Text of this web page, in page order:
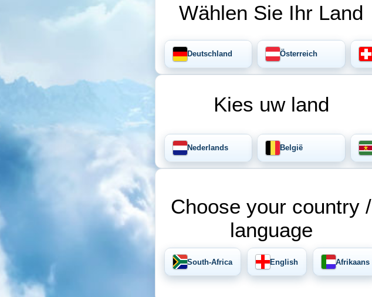
Wählen Sie Ihr Land
Deutschland Österreich
Kies uw land
Nederlands België
Choose your country /
language
South-Africa English Afrikaans